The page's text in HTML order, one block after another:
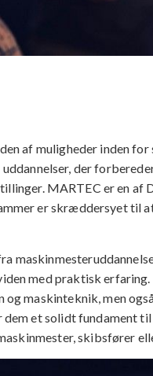
af muligheder inden
der
MARTEC er en af
er skræddersyet til
med praktisk erfaring.
maskinteknik, men
et solidt fundament
skibsfører